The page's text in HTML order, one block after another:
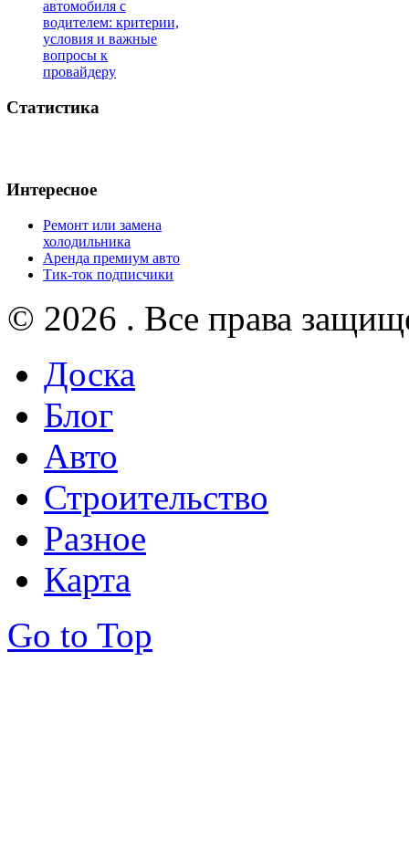
автомобиля с
водителем: критерии,
условия и важные
вопросы к
провайдеру
Статистика
Интересное
Ремонт или замена
холодильника
Аренда премиум авто
Тик-ток подписчики
© 2026 . Все права
Доска
Блог
Авто
Строительство
Разное
Карта
Go to Top